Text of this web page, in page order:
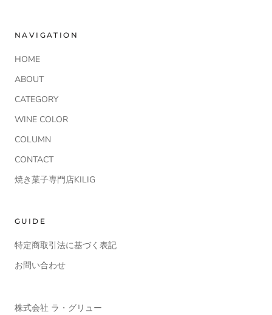
NAVIGATION
HOME
ABOUT
CATEGORY
WINE COLOR
COLUMN
CONTACT
焼き菓子専門店KILIG
GUIDE
特定商取引法に基づく表記
お問い合わせ
株式会社 ラ・グリュー